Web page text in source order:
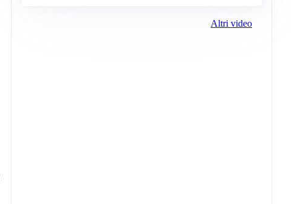
Altri video